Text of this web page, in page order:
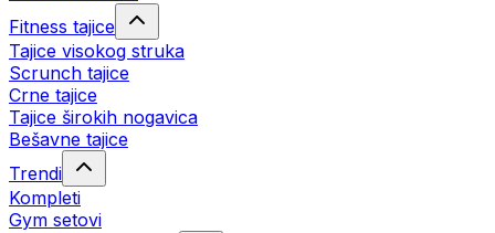
Fitness tajice
Tajice visokog struka
Scrunch tajice
Crne tajice
Tajice širokih nogavica
Bešavne tajice
Trendi
Kompleti
Gym setovi